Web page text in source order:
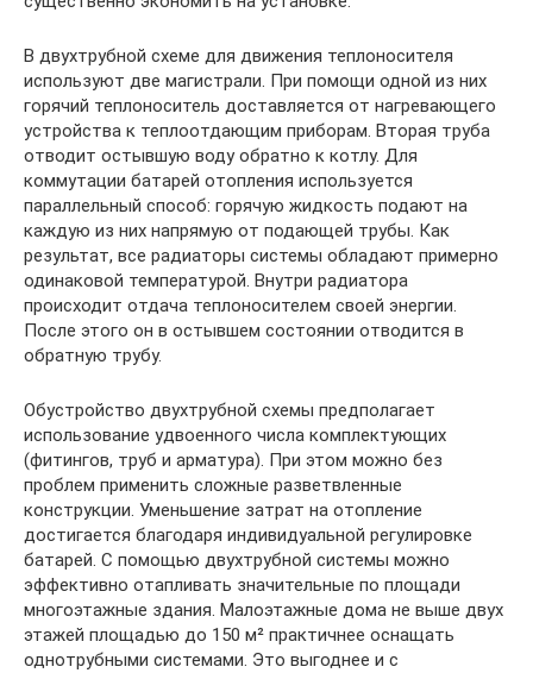
В двухтрубной схеме для движения теплоносителя
используют две магистрали. При помощи одной из них
горячий теплоноситель доставляется от нагревающего
устройства к теплоотдающим приборам. Вторая труба
отводит остывшую воду обратно к котлу. Для
коммутации батарей отопления используется
параллельный способ: горячую жидкость подают на
каждую из них напрямую от подающей трубы. Как
результат, все радиаторы системы обладают примерно
одинаковой температурой. Внутри радиатора
происходит отдача теплоносителем своей энергии.
После этого он в остывшем состоянии отводится в
обратную трубу.
Обустройство двухтрубной схемы предполагает
использование удвоенного числа комплектующих
(фитингов, труб и арматура). При этом можно без
проблем применить сложные разветвленные
конструкции. Уменьшение затрат на отопление
достигается благодаря индивидуальной регулировке
батарей. С помощью двухтрубной системы можно
эффективно отапливать значительные по площади
многоэтажные здания. Малоэтажные дома не выше двух
этажей площадью до 150 м² практичнее оснащать
однотрубными системами. Это выгоднее и с